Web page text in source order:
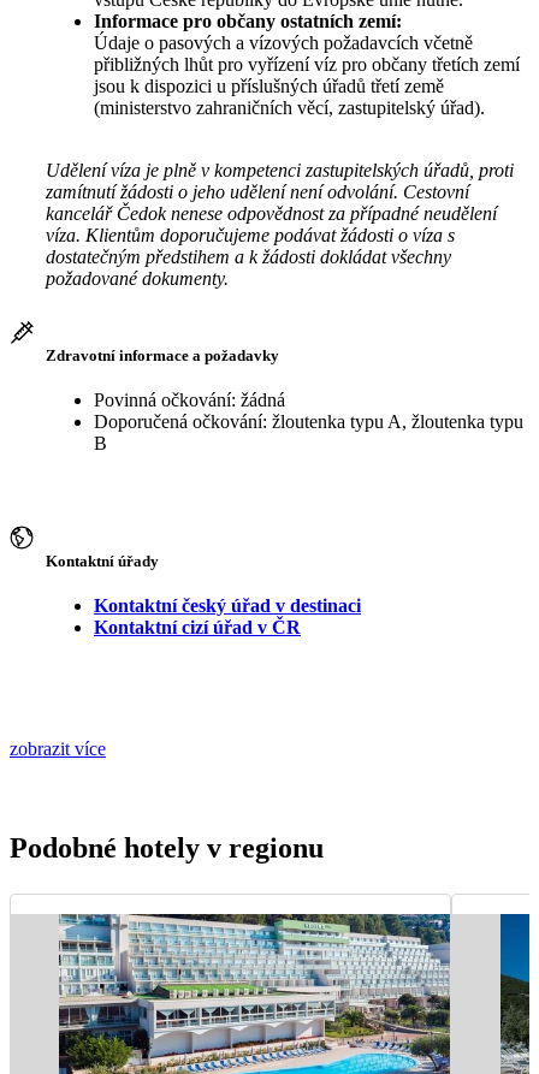
Informace pro občany ostatních zemí:
Údaje o pasových a vízových požadavcích včetně
přibližných lhůt pro vyřízení víz pro občany třetích zemí
jsou k dispozici u příslušných úřadů třetí země
(ministerstvo zahraničních věcí, zastupitelský úřad).
Udělení víza je plně v kompetenci zastupitelských úřadů, proti
zamítnutí žádosti o jeho udělení není odvolání. Cestovní
kancelář Čedok nenese odpovědnost za případné neudělení
víza. Klientům doporučujeme podávat žádosti o víza s
dostatečným předstihem a k žádosti dokládat všechny
požadované dokumenty.
Zdravotní informace a požadavky
Povinná očkování: žádná
Doporučená očkování: žloutenka typu A, žloutenka typu
B
Kontaktní úřady
Kontaktní český úřad v destinaci
Kontaktní cizí úřad v ČR
zobrazit více
Podobné hotely v regionu